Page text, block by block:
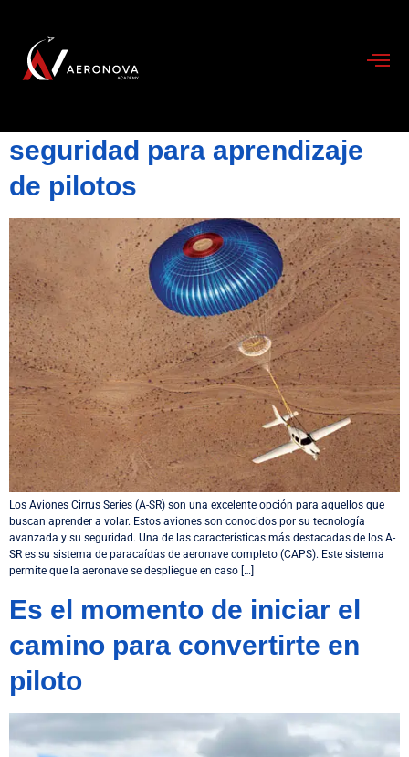
Categoría:
Aviones Cirrus Series (A-SR)
seguridad para aprendizaje
de pilotos
Los Aviones Cirrus Series (A-SR) son una excelente opción para aquellos que
buscan aprender a volar. Estos aviones son conocidos por su tecnología
avanzada y su seguridad. Una de las características más destacadas de los A-
SR es su sistema de paracaídas de aeronave completo (CAPS). Este sistema
permite que la aeronave se despliegue en caso […]
Es el momento de iniciar el
camino para convertirte en
piloto